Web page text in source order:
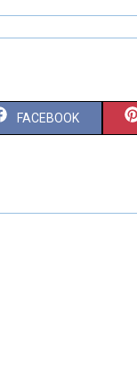
FACEBOOK